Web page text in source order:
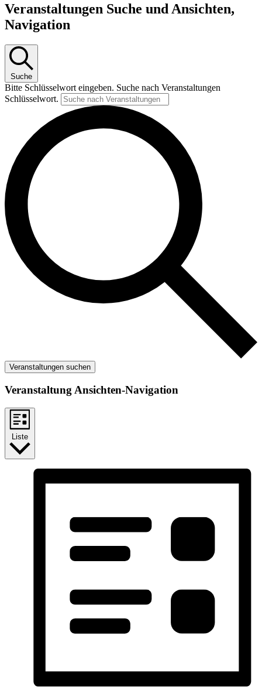
Veranstaltungen Suche und Ansichten,
Navigation
Suche
Bitte Schlüsselwort eingeben. Suche nach Veranstaltungen
Schlüsselwort.
Veranstaltungen suchen
Veranstaltung Ansichten-Navigation
Liste